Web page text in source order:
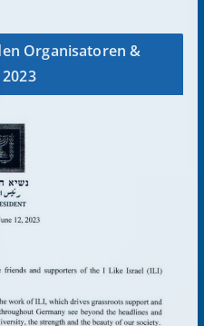
Organisatoren &